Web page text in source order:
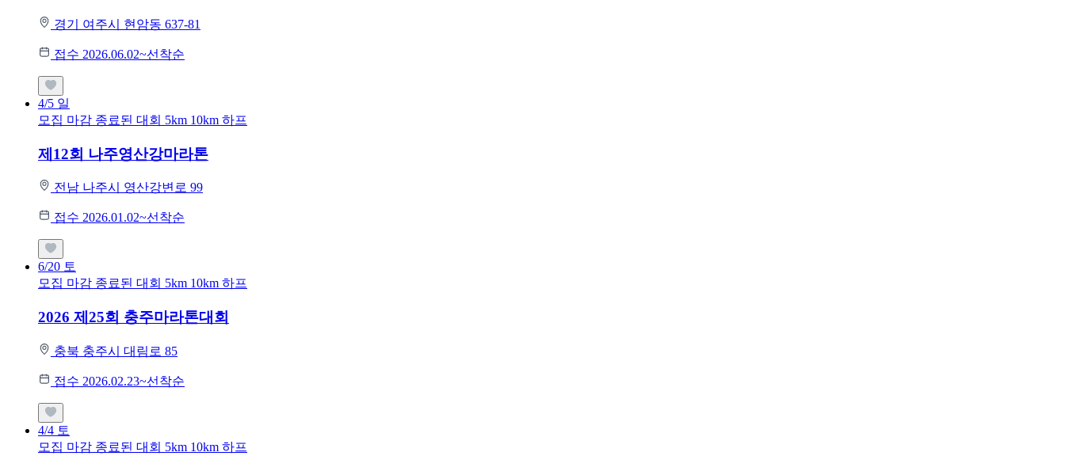
경기 여주시 현암동 637-81
접수 2026.06.02~선착순
4/5 일
모집 마감 종료된 대회 5km 10km 하프
제12회 나주영산강마라톤
전남 나주시 영산강변로 99
접수 2026.01.02~선착순
6/20 토
모집 마감 종료된 대회 5km 10km 하프
2026 제25회 충주마라톤대회
충북 충주시 대림로 85
접수 2026.02.23~선착순
4/4 토
모집 마감 종료된 대회 5km 10km 하프